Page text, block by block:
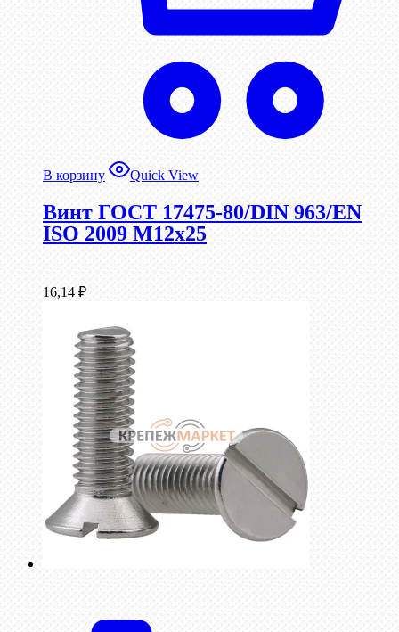
В корзину Quick View
Винт ГОСТ 17475-80/DIN 963/EN
ISO 2009 М12х25
16,14 ₽